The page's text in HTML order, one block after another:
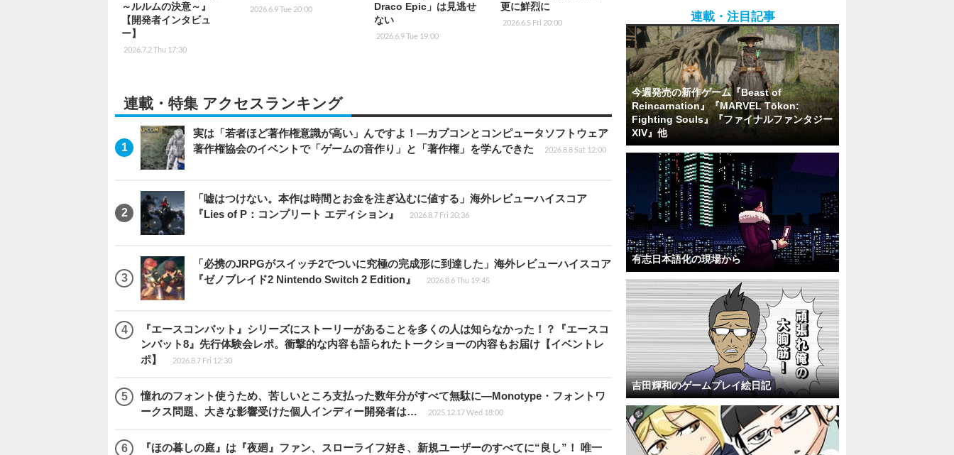
～ルルムの決意～』
【開発者インタビュ
ー】
2026.7.2 Thu 17:30
2026.6.9 Tue 20:00
Draco Epic」は見逃せ
ない
2026.6.9 Tue 19:00
更に鮮烈に
2026.6.5 Fri 20:00
連載・特集 アクセスランキング
実は「若者ほど著作権意識が高い」んですよ！―カプコンとコンピュータソフトウェア
著作権協会のイベントで「ゲームの音作り」と「著作権」を学んできた
2026.8.8 Sat 12:00
「嘘はつけない。本作は時間とお金を注ぎ込むに値する」海外レビューハイスコア
『Lies of P：コンプリート エディション』
2026.8.7 Fri 20:36
「必携のJRPGがスイッチ2でついに究極の完成形に到達した」海外レビューハイスコア
『ゼノブレイド2 Nintendo Switch 2 Edition』
2026.8.6 Thu 19:45
『エースコンバット』シリーズにストーリーがあることを多くの人は知らなかった！？『エースコ
ンバット8』先行体験会レポ。衝撃的な内容も語られたトークショーの内容もお届け【イベントレ
ポ】
2026.8.7 Fri 12:30
憧れのフォント使うため、苦しいところ支払った数年分がすべて無駄に―Monotype・フォントワ
ークス問題、大きな影響受けた個人インディー開発者は…
2025.12.17 Wed 18:00
『ほの暮しの庭』は『夜廻』ファン、スローライフ好き、新規ユーザーのすべてに“良し”！ 唯一
連載・注目記事
今週発売の新作ゲーム『Beast of
Reincarnation』『MARVEL Tōkon:
Fighting Souls』『ファイナルファンタジー
XIV』他
有志日本語化の現場から
吉田輝和のゲームプレイ絵日記